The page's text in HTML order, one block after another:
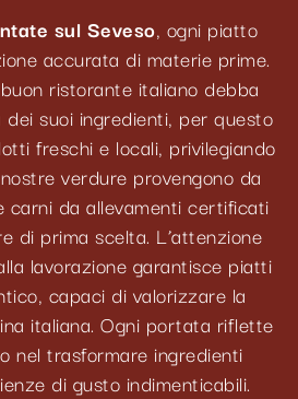
sul Seveso, ogni piatto
accurata di materie prime.
ristorante italiano debba
suoi ingredienti, per questo
freschi e locali, privilegiando
verdure provengono da
da allevamenti certificati
di prima scelta. L’attenzione
lavorazione garantisce piatti
capaci di valorizzare la
italiana. Ogni portata riflette
nel trasformare ingredienti
di gusto indimenticabili.